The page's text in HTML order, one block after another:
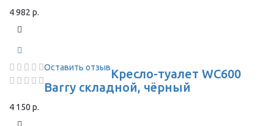
4 982 р.
Оставить отзывКресло-туалет WC600
Barry складной, чёрный
4 150 р.